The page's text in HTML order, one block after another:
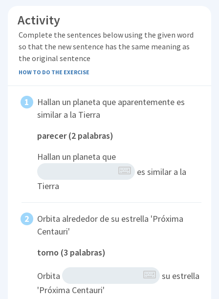
Activity
Complete the sentences below using the given word
so that the new sentence has the same meaning as
the original sentence
HOW TO DO THE EXERCISE
Hallan un planeta que aparentemente es
similar a la Tierra
parecer (2 palabras)
Hallan un planeta que
es similar a la
Tierra
Orbita alrededor de su estrella 'Próxima
Centauri'
torno (3 palabras)
Orbita
su estrella
'Próxima Centauri'